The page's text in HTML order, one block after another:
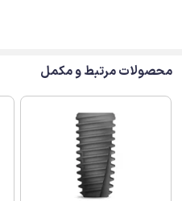
محصولات مرتبط و مکمل